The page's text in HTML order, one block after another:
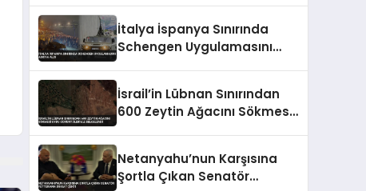
İtalya İspanya Sınırında
Schengen Uygulamasını
İsrail’in Lübnan Sınırından
600 Zeytin Ağacını Sökmesi
Netanyahu’nun Karşısına
Şortla Çıkan Senatör